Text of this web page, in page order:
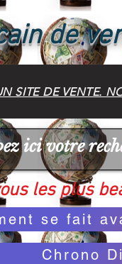
de
SITE DE VENTE.
les plus
se fait
Chrono